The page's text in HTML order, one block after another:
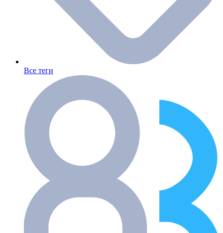
Все теги